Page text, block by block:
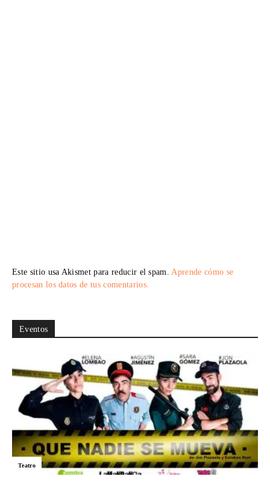
Este sitio usa Akismet para reducir el spam. Aprende cómo se
procesan los datos de tus comentarios.
Eventos
Teatro